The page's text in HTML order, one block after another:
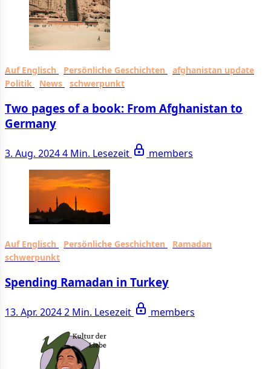
Auf Englisch Persönliche Geschichten
afghanistan update
Politik
News schwerpunkt
Two pages of a book: From Afghanistan to
Germany
3. Aug. 20244 Min. Lesezeit members
Auf Englisch Persönliche Geschichten
Ramadan
schwerpunkt
Spending Ramadan in Turkey
13. Apr. 20242 Min. Lesezeit members